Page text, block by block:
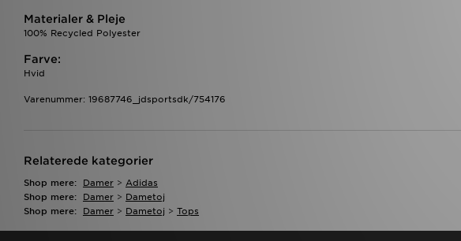
Materialer & Pleje
100% Recycled Polyester
Farve:
Hvid
Varenummer: 19687746_jdsportsdk/754176
Relaterede kategorier
Shop mere: Damer > Adidas
Shop mere:
Damer > Dametoj
Shop mere:
Damer > Dametoj > Tops